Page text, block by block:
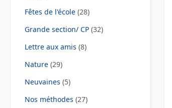
Fêtes de l'école (28)
Grande section/ CP (32)
Lettre aux amis (8)
Nature (29)
Neuvaines (5)
Nos méthodes (27)